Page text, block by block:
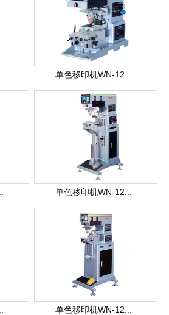
单色移印机WN-12...
单色移印机WN-12...
单色移印机WN-12...